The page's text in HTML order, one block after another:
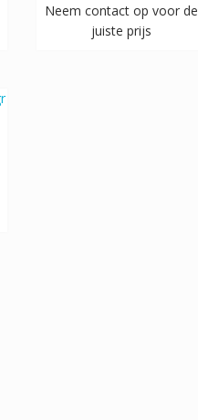
Neem contact op voor de
juiste prijs